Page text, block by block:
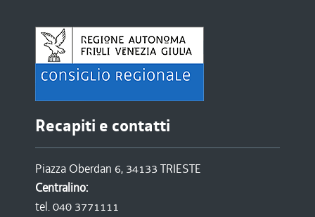
Recapiti e contatti
Piazza Oberdan 6, 34133 TRIESTE
Centralino:
tel. 040 3771111